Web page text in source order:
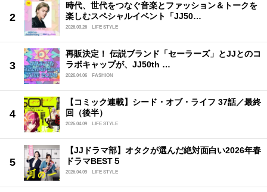
時代、世代をつなぐ音楽とファッション＆トークを
楽しむスペシャルイベント「JJ50…
2026.03.26 LIFE STYLE
再販決定！ 伝説ブランド「セーラーズ」とJJとのコ
ラボキャップが、JJ50th …
2026.04.06 FASHION
【コミック連載】シード・オブ・ライフ 37話／最終
回（後半）
2026.04.09 LIFE STYLE
【JJドラマ部】オタクが選んだ絶対面白い2026年春
ドラマBEST５
2026.04.09 LIFE STYLE